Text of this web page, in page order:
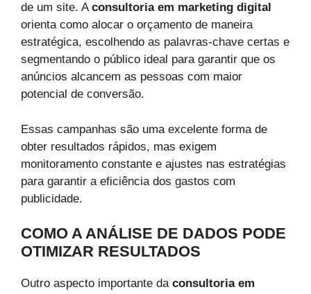
de um site. Aconsultoria em marketing digital
orienta como alocar o orçamento de maneira
estratégica, escolhendo as palavras-chave certas e
segmentando o público ideal para garantir que os
anúncios alcancem as pessoas com maior
potencial de conversão.
Essas campanhas são uma excelente forma de
obter resultados rápidos, mas exigem
monitoramento constante e ajustes nas estratégias
para garantir a eficiência dos gastos com
publicidade.
COMO A ANÁLISE DE DADOS PODE
OTIMIZAR RESULTADOS
Outro aspecto importante da consultoria em